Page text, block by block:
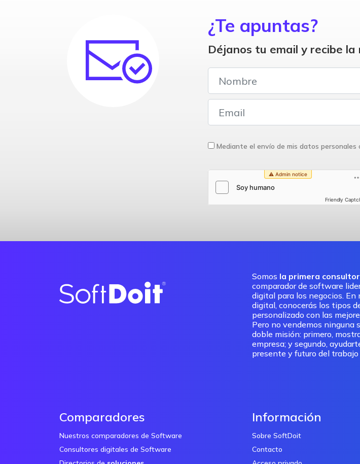
¿Te apuntas?
Déjanos tu email y recibe
Mediante el envío de mis datos personales
Friendly
Somos la primera
comparador de software
digital para los negocios. En
digital, conocerás los tipos
personalizado con las
Pero no vendemos ninguna
doble misión: primero,
empresa; y segundo,
presente y futuro del
Comparadores
Nuestros comparadores de Software
Consultores digitales de Software
Información
Sobre SoftDoit
Contacto